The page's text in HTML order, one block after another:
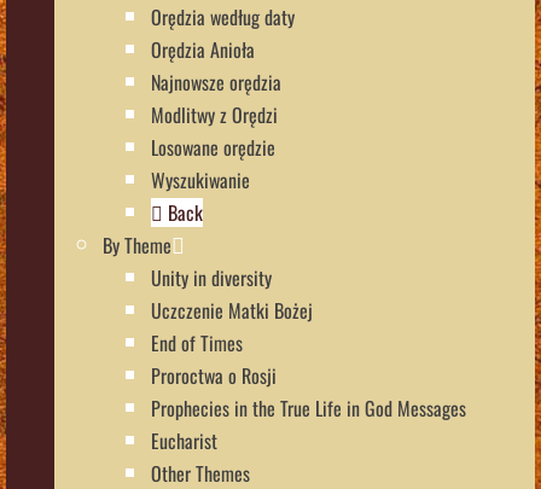
Orędzia według daty
Orędzia Anioła
Najnowsze orędzia
Modlitwy z Orędzi
Losowane orędzie
Wyszukiwanie
Back
By Theme
Unity in diversity
Uczczenie Matki Bożej
End of Times
Proroctwa o Rosji
Prophecies in the True Life in God Messages
Eucharist
Other Themes